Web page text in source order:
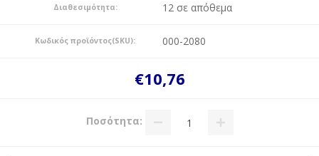
Διαθεσιμότητα: 12 σε απόθεμα
Κωδικός προϊόντος(SKU): 000-2080
€10,76
Ποσότητα: